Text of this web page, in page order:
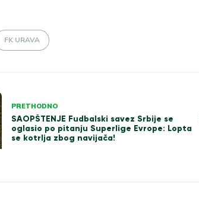
FK URAVA
PRETHODNO
SAOPŠTENJE Fudbalski savez Srbije se
oglasio po pitanju Superlige Evrope: Lopta
se kotrlja zbog navijača!